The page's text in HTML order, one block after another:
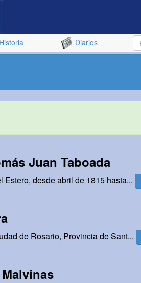
Diarios
Juan Taboada
desde abril de 1815 hasta...
de Rosario, Provincia de Sant...